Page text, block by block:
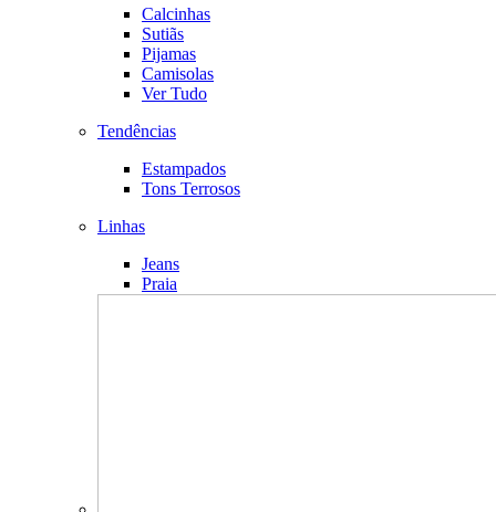
Calcinhas
Sutiãs
Pijamas
Camisolas
Ver Tudo
Tendências
Estampados
Tons Terrosos
Linhas
Jeans
Praia